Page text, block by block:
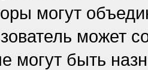
могут
может
могут быть